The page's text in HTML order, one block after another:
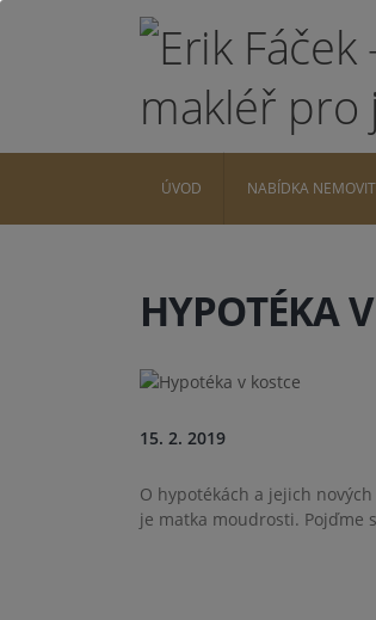
ÚVOD NABÍDKA
HYPOTÉKA
15. 2. 2019
O hypotékách a jejich
je matka moudrosti. Pojďme